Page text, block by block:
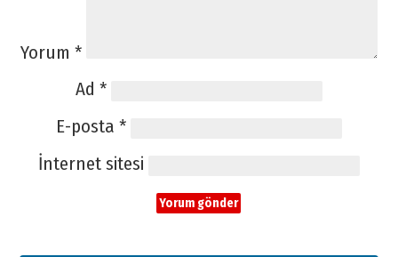
Yorum *
Ad *
E-posta *
İnternet sitesi